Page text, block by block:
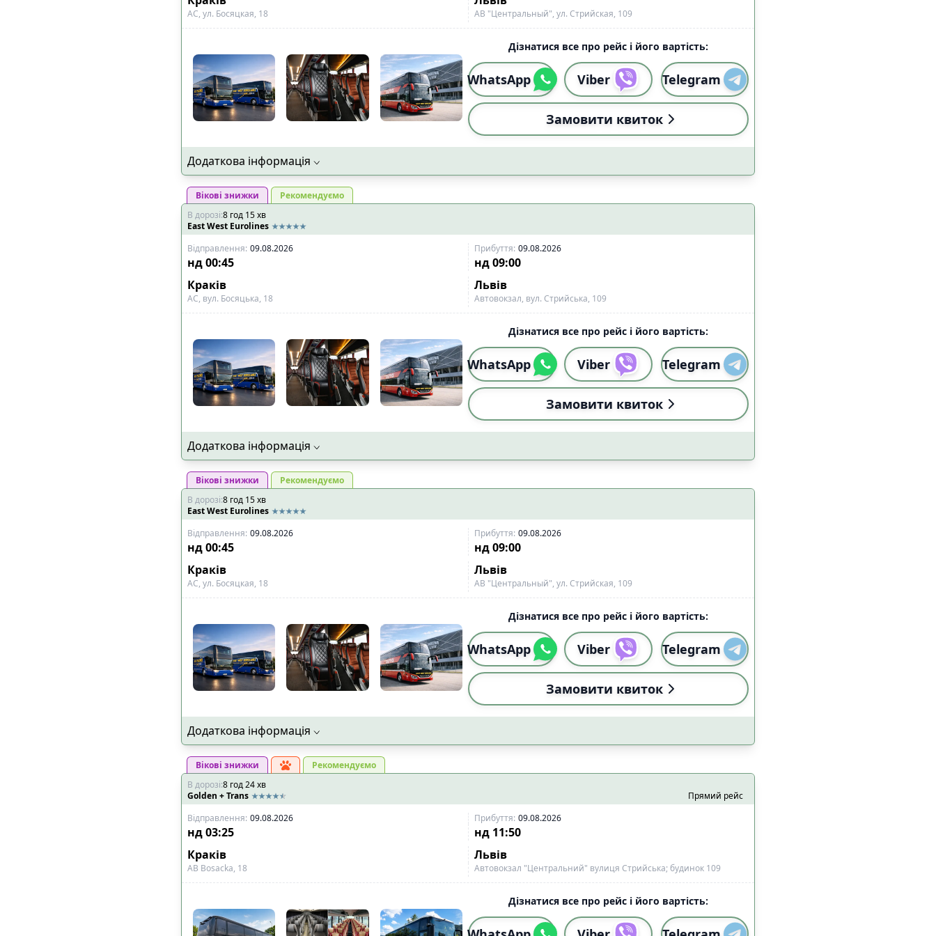
АС, ул. Босяцкая, 18 АВ "Центральный", ул. Стрийская, 109
Дізнатися все про рейс і його вартість:
WhatsApp Viber Telegram
Замовити квиток
Додаткова інформація
Вікові знижки
Рекомендуємо
В дорозі:8 год 15хв
East West Eurolines
Відправлення: 09.08.2026 Прибуття: 09.08.2026
нд00:45 нд 09:00
Краків
Львів
АС, вул. Босяцька, 18 Автовокзал, вул. Стрийська, 109
Дізнатися все про рейс і його вартість:
WhatsApp Viber Telegram
Замовити квиток
Додаткова інформація
Вікові знижки
Рекомендуємо
В дорозі:8 год 15хв
East West Eurolines
Відправлення: 09.08.2026 Прибуття: 09.08.2026
нд00:45 нд 09:00
Краків
Львів
АС, ул. Босяцкая, 18 АВ "Центральный", ул. Стрийская, 109
Дізнатися все про рейс і його вартість:
WhatsApp Viber Telegram
Замовити квиток
Додаткова інформація
Вікові знижки
Рекомендуємо
В дорозі:8 год24хв
Golden + Trans
Прямий рейс
Відправлення: 09.08.2026 Прибуття: 09.08.2026
нд03:25 нд 11:50
Краків
Львів
АВ Bosacka, 18 Автовокзал "Центральний" вулиця Стрийська; будинок 109
Дізнатися все про рейс і його вартість: